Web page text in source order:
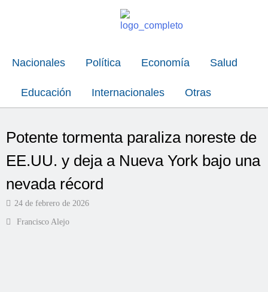
Nacionales Política Economía Salud
Educación Internacionales Otras
Potente tormenta paraliza noreste de
EE.UU. y deja a Nueva York bajo una
nevada récord
24 de febrero de 2026
Francisco Alejo